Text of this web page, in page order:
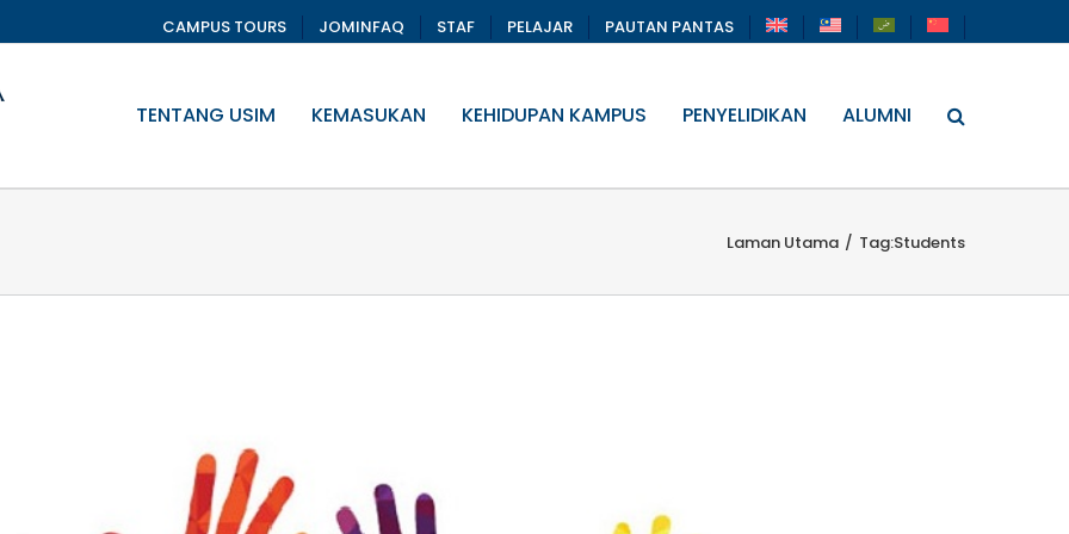
CAMPUS TOURS JOMINFAQ STAF PELAJAR PAUTAN PANTAS
TENTANG USIM KEMASUKAN KEHIDUPAN KAMPUS PENYELIDIKAN ALUMNI
Laman Utama / Tag:Students